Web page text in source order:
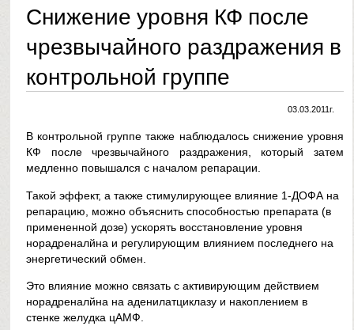
Снижение уровня КФ после
чрезвычайного раздражения в
контрольной группе
03.03.2011г.
В контрольной группе также наблюдалось снижение уровня
КФ после чрезвычайного раздражения, который затем
медленно повышался с началом репарации.
Такой эффект, а также стимулирующее влияние 1-ДОФА на
репарацию, можно объяснить способностью препарата (в
примененной дозе) ускорять восстановление уровня
норадреналйна и регулирующим влиянием последнего на
энергетический обмен.
Это влияние можно связать с активирующим действием
норадреналйна на аденилатциклазу и накоплением в
стенке желудка цАМФ.